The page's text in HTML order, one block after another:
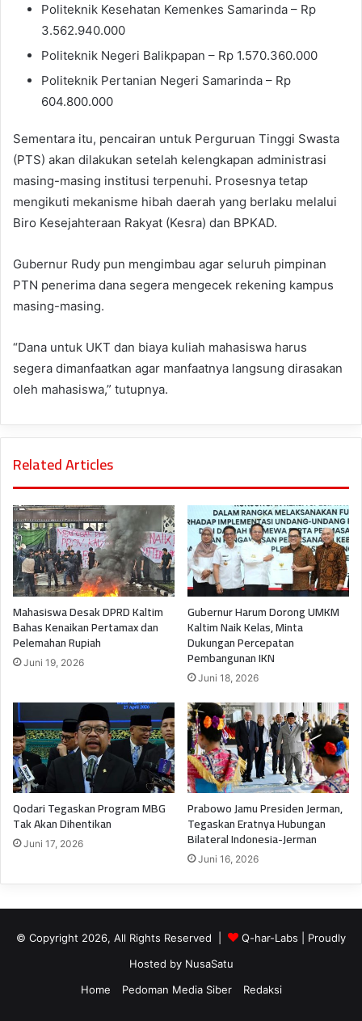
Politeknik Kesehatan Kemenkes Samarinda – Rp
3.562.940.000
Politeknik Negeri Balikpapan – Rp 1.570.360.000
Politeknik Pertanian Negeri Samarinda – Rp
604.800.000
Sementara itu, pencairan untuk Perguruan Tinggi Swasta
(PTS) akan dilakukan setelah kelengkapan administrasi
masing-masing institusi terpenuhi. Prosesnya tetap
mengikuti mekanisme hibah daerah yang berlaku melalui
Biro Kesejahteraan Rakyat (Kesra) dan BPKAD.
Gubernur Rudy pun mengimbau agar seluruh pimpinan
PTN penerima dana segera mengecek rekening kampus
masing-masing.
“Dana untuk UKT dan biaya kuliah mahasiswa harus
segera dimanfaatkan agar manfaatnya langsung dirasakan
oleh mahasiswa,” tutupnya.
Related Articles
Mahasiswa Desak DPRD Kaltim
Bahas Kenaikan Pertamax dan
Pelemahan Rupiah
Juni 19, 2026
Gubernur Harum Dorong UMKM
Kaltim Naik Kelas, Minta
Dukungan Percepatan
Pembangunan IKN
Juni 18, 2026
Qodari Tegaskan Program MBG
Tak Akan Dihentikan
Juni 17, 2026
Prabowo Jamu Presiden Jerman,
Tegaskan Eratnya Hubungan
Bilateral Indonesia-Jerman
Juni 16, 2026
© Copyright 2026, All Rights Reserved | Q-har-Labs | Proudly
Hosted by NusaSatu
Home
Pedoman Media Siber Redaksi